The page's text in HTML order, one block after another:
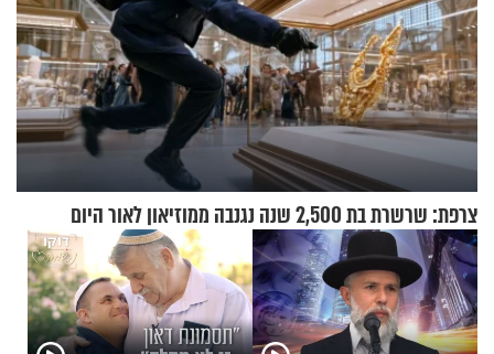
צרפת: שרשרת בת 2,500 שנה נגנבה ממוזיאון לאור היום